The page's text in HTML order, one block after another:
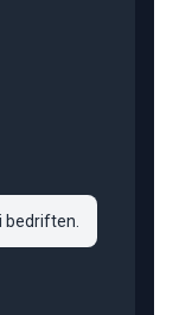
bedriften.